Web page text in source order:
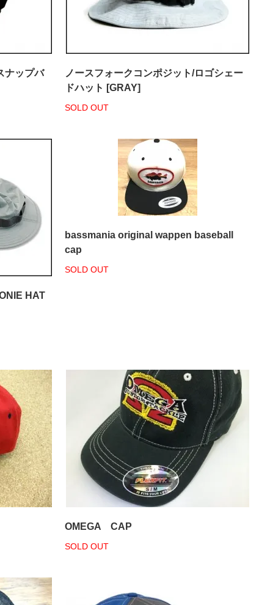
ナップバ
ノースフォークコンポジット/ロゴシェー
ドハット [GRAY]
SOLD OUT
HAT
bassmania original wappen baseball
cap
SOLD OUT
OMEGA CAP
SOLD OUT